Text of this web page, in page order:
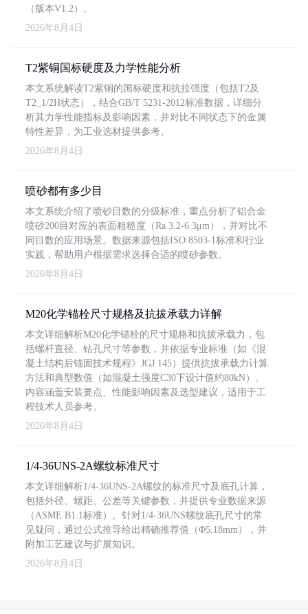
（版本V1.2）。
2026年8月4日
T2紫铜国标硬度及力学性能分析
本文系统解读T2紫铜的国标硬度和抗拉强度（包括T2及
T2_1/2H状态），结合GB/T 5231-2012标准数据，详细分
析其力学性能指标及影响因素，并对比不同状态下的金属
特性差异，为工业选材提供参考。
2026年8月4日
喷砂都有多少目
本文系统介绍了喷砂目数的分级标准，重点分析了铝合金
喷砂200目对应的表面粗糙度（Ra 3.2-6.3μm），并对比不
同目数的应用场景。数据来源包括ISO 8503-1标准和行业
实践，帮助用户根据需求选择合适的喷砂参数。
2026年8月4日
M20化学锚栓尺寸规格及抗拔承载力详解
本文详细解析M20化学锚栓的尺寸规格和抗拔承载力，包
括螺杆直径、钻孔尺寸等参数，并依据专业标准（如《混
凝土结构后锚固技术规程》JGJ 145）提供抗拔承载力计算
方法和典型数值（如混凝土强度C30下设计值约80kN）。
内容涵盖安装要点、性能影响因素及选型建议，适用于工
程技术人员参考。
2026年8月4日
1/4-36UNS-2A螺纹标准尺寸
本文详细解析1/4-36UNS-2A螺纹的标准尺寸及底孔计算，
包括外径、螺距、公差等关键参数，并提供专业数据来源
（ASME B1.1标准）。针对1/4-36UNS螺纹底孔尺寸的常
见疑问，通过公式推导给出精确推荐值（Φ5.18mm），并
附加工艺建议与扩展知识。
2026年8月4日